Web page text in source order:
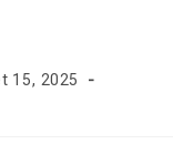
15, 2025